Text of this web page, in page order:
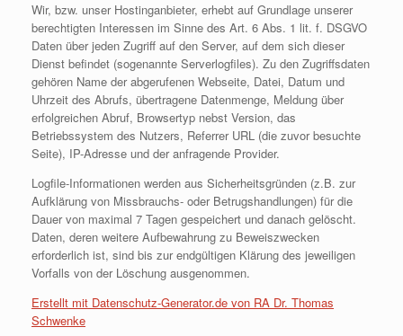
Wir, bzw. unser Hostinganbieter, erhebt auf Grundlage unserer
berechtigten Interessen im Sinne des Art. 6 Abs. 1 lit. f. DSGVO
Daten über jeden Zugriff auf den Server, auf dem sich dieser
Dienst befindet (sogenannte Serverlogfiles). Zu den Zugriffsdaten
gehören Name der abgerufenen Webseite, Datei, Datum und
Uhrzeit des Abrufs, übertragene Datenmenge, Meldung über
erfolgreichen Abruf, Browsertyp nebst Version, das
Betriebssystem des Nutzers, Referrer URL (die zuvor besuchte
Seite), IP-Adresse und der anfragende Provider.
Logfile-Informationen werden aus Sicherheitsgründen (z.B. zur
Aufklärung von Missbrauchs- oder Betrugshandlungen) für die
Dauer von maximal 7 Tagen gespeichert und danach gelöscht.
Daten, deren weitere Aufbewahrung zu Beweiszwecken
erforderlich ist, sind bis zur endgültigen Klärung des jeweiligen
Vorfalls von der Löschung ausgenommen.
Erstellt mit Datenschutz-Generator.de von RA Dr. Thomas
Schwenke